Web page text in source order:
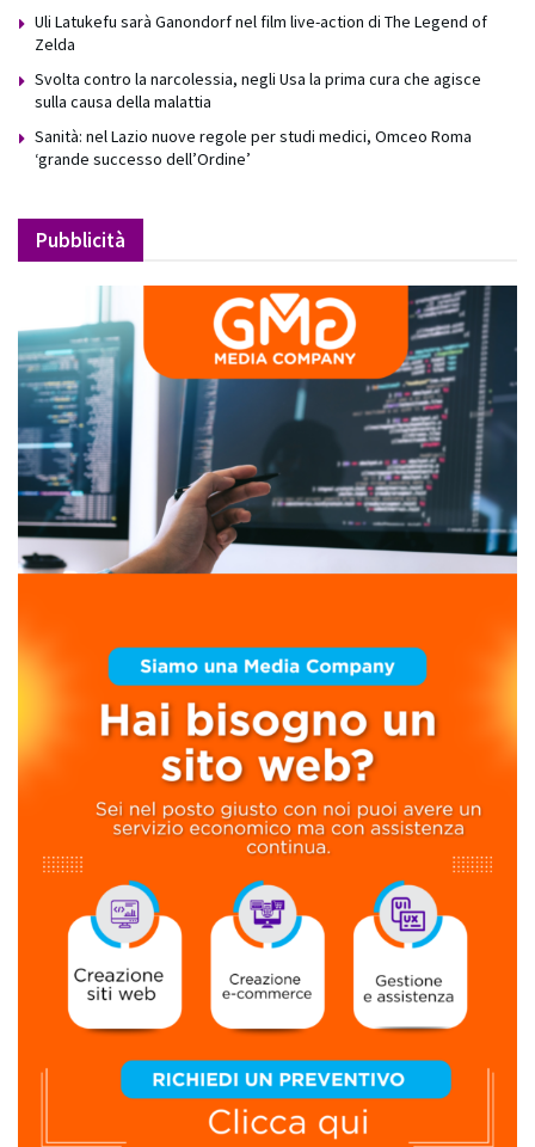
Uli Latukefu sarà Ganondorf nel film live-action di The Legend of
Zelda
Svolta contro la narcolessia, negli Usa la prima cura che agisce
sulla causa della malattia
Sanità: nel Lazio nuove regole per studi medici, Omceo Roma
‘grande successo dell’Ordine’
Pubblicità